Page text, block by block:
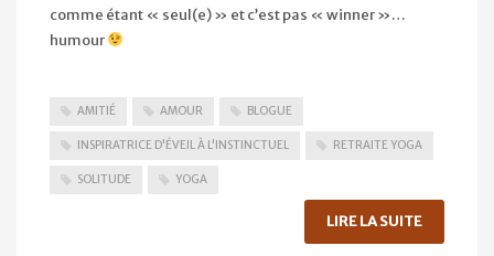
comme étant « seul(e) » et c’est pas « winner »…
humour
AMITIÉ AMOUR BLOGUE
INSPIRATRICE D'ÉVEIL À L'INSTINCTUEL RETRAITE YOGA
SOLITUDE YOGA
LIRE LA SUITE